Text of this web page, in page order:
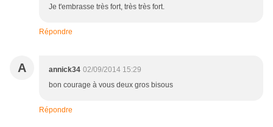
Je t'embrasse très fort, très très fort.
Répondre
A annick34 02/09/2014 15:29
bon courage à vous deux gros bisous
Répondre